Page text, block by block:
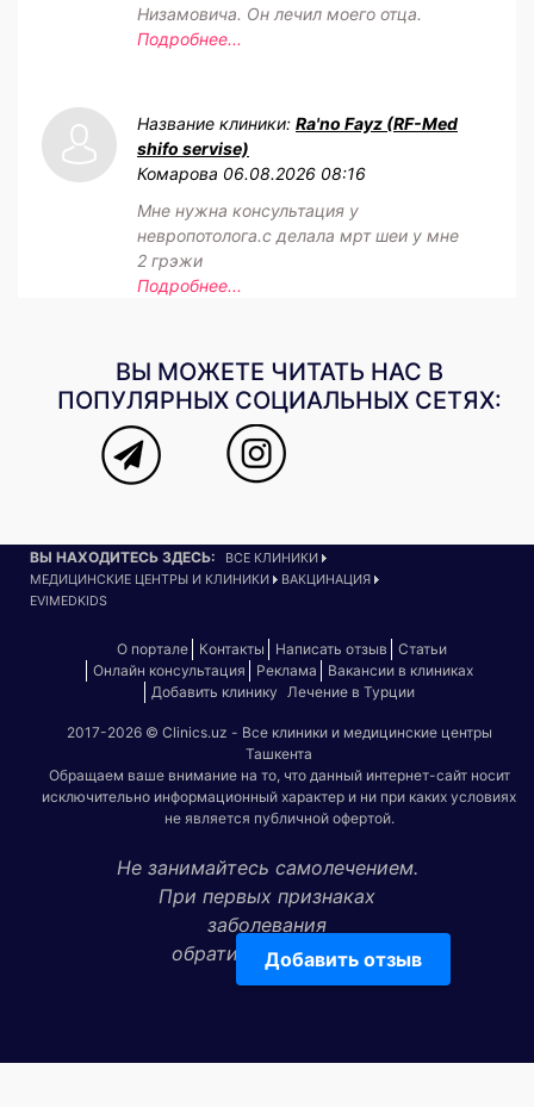
Добавить отзыв
Низамовича. Он лечил моего отца.
Подробнее...
Название клиники: Ra'no Fayz (RF-Med
shifo servise)
Комарова 06.08.2026 08:16
Мне нужна консультация у
невропотолога.с делала мрт шеи у мне
2 грэжи
Подробнее...
ВЫ МОЖЕТЕ ЧИТАТЬ НАС В
ПОПУЛЯРНЫХ СОЦИАЛЬНЫХ СЕТЯХ:
ВЫ НАХОДИТЕСЬ ЗДЕСЬ:
ВСЕ КЛИНИКИ
МЕДИЦИНСКИЕ ЦЕНТРЫ И КЛИНИКИ
ВАКЦИНАЦИЯ
EVIMEDKIDS
О портале Контакты Написать отзыв
Статьи
Онлайн консультация
Реклама
Вакансии в клиниках
Добавить клинику
Лечение в Турции
2017-2026 © Clinics.uz - Все клиники и медицинские центры
Ташкента
Обращаем ваше внимание на то, что данный интернет-сайт носит
исключительно информационный характер и ни при каких условиях
не является публичной офертой.
Не занимайтесь самолечением.
При первых признаках
заболевания
обратитесь к врачу!